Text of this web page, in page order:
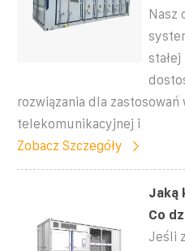
Nasz
rozwiązania dla zastosowań
telekomunikacyjnej i
Zobacz Szczegóły
Jaką
Co
Jeśli